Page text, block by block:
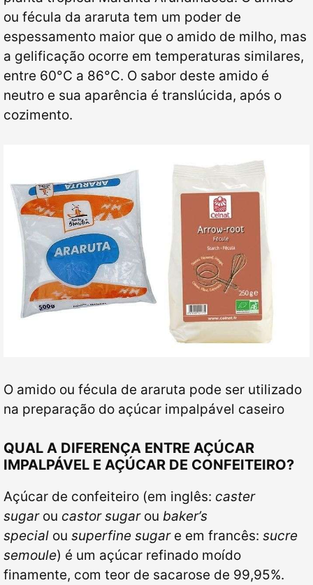
ou fécula da araruta tem um poder de
espessamento maior que o amido de milho, mas
a gelificação ocorre em temperaturas similares,
entre 60°C a 86°C. O sabor deste amido é
neutro e sua aparência é translúcida, após o
cozimento.
O amido ou fécula de araruta pode ser utilizado
na preparação do açúcar impalpável caseiro
QUAL A DIFERENÇA ENTRE AÇÚCAR
IMPALPÁVEL E AÇÚCAR DE CONFEITEIRO?
Açúcar de confeiteiro (em inglês: caster
sugarou castor sugarou baker’s
special ou superfine sugare em francês: sucre
semoule) é um açúcar refinado moído
finamente, com teor de sacarose de 99,95%.